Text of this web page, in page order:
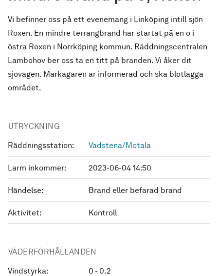
Vi befinner oss på ett evenemang i Linköping intill sjön
Roxen. En mindre terrängbrand har startat på en ö i
östra Roxen i Norrköping kommun. Räddningscentralen
Lambohov ber oss ta en titt på branden. Vi åker dit
sjövägen. Markägaren är informerad och ska blötlägga
området.
UTRYCKNING
Räddningsstation: Vadstena/Motala
Larm inkommer: 2023-06-04 14:50
Händelse: Brand eller befarad brand
Aktivitet: Kontroll
VÄDERFÖRHÅLLANDEN
Vindstyrka: 0 - 0.2